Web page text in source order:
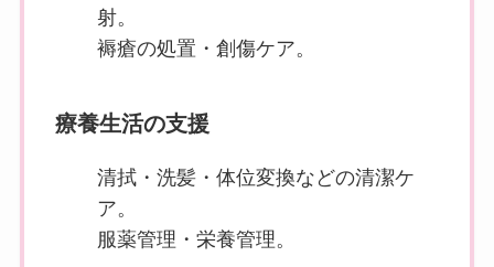
射。
褥瘡の処置・創傷ケア。
療養生活の支援
清拭・洗髪・体位変換などの清潔ケ
ア。
服薬管理・栄養管理。